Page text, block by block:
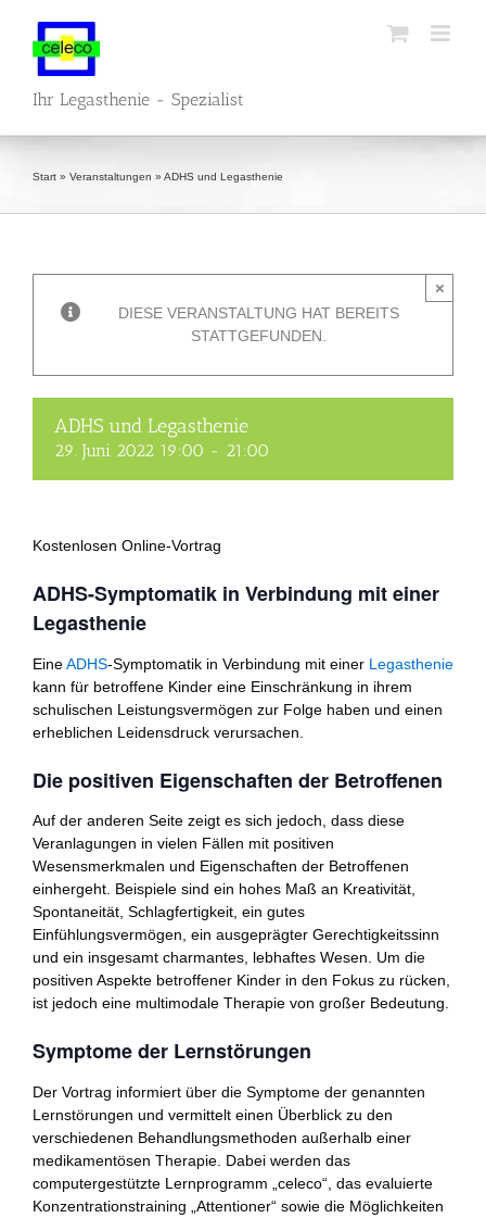
springen
Ihr Legasthenie - Spezialist
Start » Veranstaltungen » ADHS und Legasthenie
DIESE VERANSTALTUNG HAT BEREITS
STATTGEFUNDEN.
×
ADHS und Legasthenie
29. Juni 2022 19:00 - 21:00
Kostenlosen Online-Vortrag
ADHS-Symptomatik in Verbindung mit einer
Legasthenie
EineADHS-Symptomatik in Verbindung mit einer Legasthenie
kann für betroffene Kinder eine Einschränkung in ihrem
schulischen Leistungsvermögen zur Folge haben und einen
erheblichen Leidensdruck verursachen.
Die positiven Eigenschaften der Betroffenen
Auf der anderen Seite zeigt es sich jedoch, dass diese
Veranlagungen in vielen Fällen mit positiven
Wesensmerkmalen und Eigenschaften der Betroffenen
einhergeht. Beispiele sind ein hohes Maß an Kreativität,
Spontaneität, Schlagfertigkeit, ein gutes
Einfühlungsvermögen, ein ausgeprägter Gerechtigkeitssinn
und ein insgesamt charmantes, lebhaftes Wesen. Um die
positiven Aspekte betroffener Kinder in den Fokus zu rücken,
ist jedoch eine multimodale Therapie von großer Bedeutung.
Symptome der Lernstörungen
Der Vortrag informiert über die Symptome der genannten
Lernstörungen und vermittelt einen Überblick zu den
verschiedenen Behandlungsmethoden außerhalb einer
medikamentösen Therapie. Dabei werden das
computergestützte Lernprogramm „celeco“, das evaluierte
Konzentrationstraining „Attentioner“ sowie die Möglichkeiten